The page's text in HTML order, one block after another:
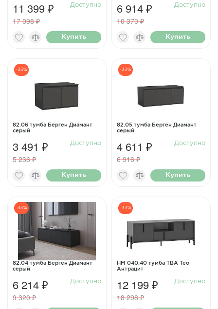
11 399 ₽
17 098 ₽
Доступно
Купить
6 914 ₽
10 370 ₽
Доступно
Купить
-33%
82.06 тумба Берген Диамант
серый
3 491 ₽
5 236 ₽
Доступно
Купить
-33%
82.05 тумба Берген Диамант
серый
4 611 ₽
6 916 ₽
Доступно
Купить
-33%
82.04 тумба Берген Диамант
серый
6 214 ₽
9 320 ₽
Доступно
-33%
НМ 040.40 тумба ТВА Тео
Антрацит
12 199 ₽
18 298 ₽
Доступно